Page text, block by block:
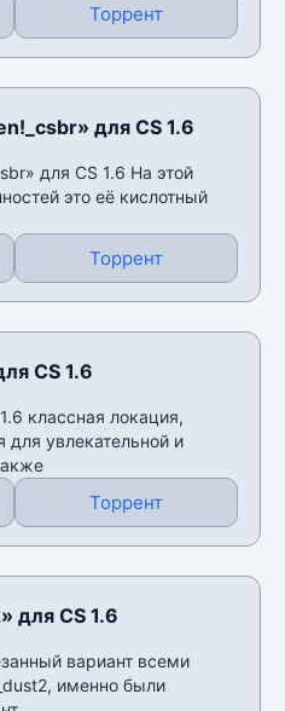
Торрент
для CS 1.6
для CS 1.6 На этой
это её кислотный
Торрент
CS 1.6
классная локация,
для увлекательной и
Торрент
для CS 1.6
вариант всеми
именно были